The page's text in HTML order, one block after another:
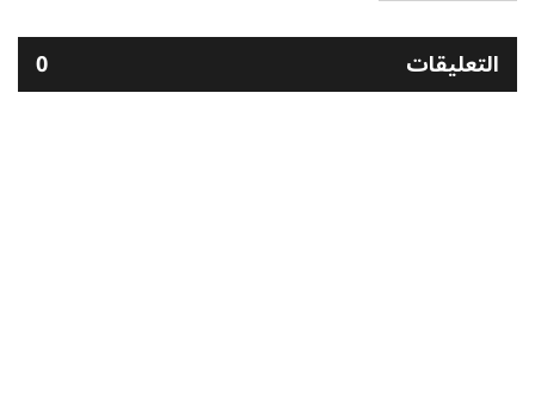
التعليقات 0